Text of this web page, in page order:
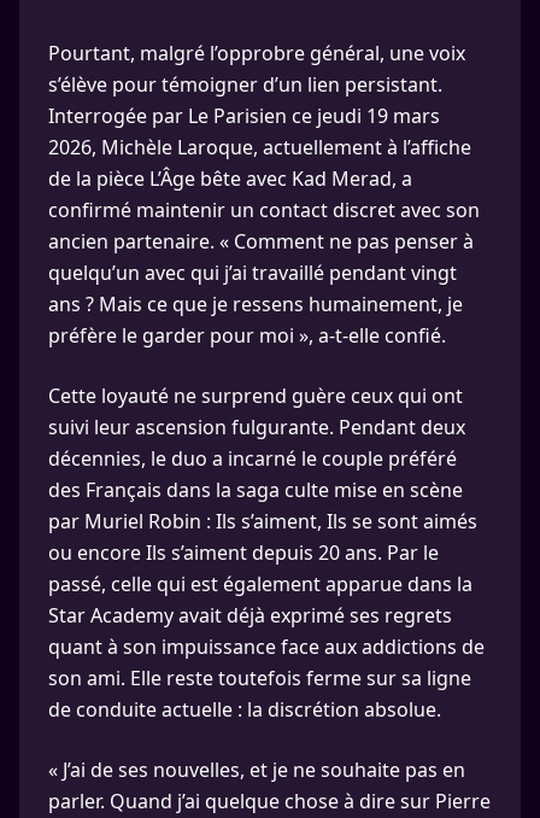
Pourtant, malgré l’opprobre général, une voix
s’élève pour témoigner d’un lien persistant.
Interrogée par Le Parisien ce jeudi 19 mars
2026, Michèle Laroque, actuellement à l’affiche
de la pièce L’Âge bête avec Kad Merad, a
confirmé maintenir un contact discret avec son
ancien partenaire. « Comment ne pas penser à
quelqu’un avec qui j’ai travaillé pendant vingt
ans ? Mais ce que je ressens humainement, je
préfère le garder pour moi », a-t-elle confié.
Cette loyauté ne surprend guère ceux qui ont
suivi leur ascension fulgurante. Pendant deux
décennies, le duo a incarné le couple préféré
des Français dans la saga culte mise en scène
par Muriel Robin : Ils s’aiment, Ils se sont aimés
ou encore Ils s’aiment depuis 20 ans. Par le
passé, celle qui est également apparue dans la
Star Academy avait déjà exprimé ses regrets
quant à son impuissance face aux addictions de
son ami. Elle reste toutefois ferme sur sa ligne
de conduite actuelle : la discrétion absolue.
« J’ai de ses nouvelles, et je ne souhaite pas en
parler. Quand j’ai quelque chose à dire sur Pierre